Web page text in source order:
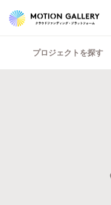
プロジェクトを探す